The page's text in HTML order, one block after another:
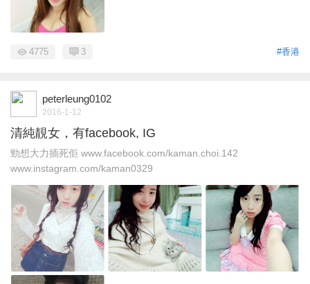
#香港
4775 3
peterleung0102
2016-1-12
清純靚女，有facebook, IG
勁想大力插死佢 www.facebook.com/kaman.choi.142
www.instagram.com/kaman0329